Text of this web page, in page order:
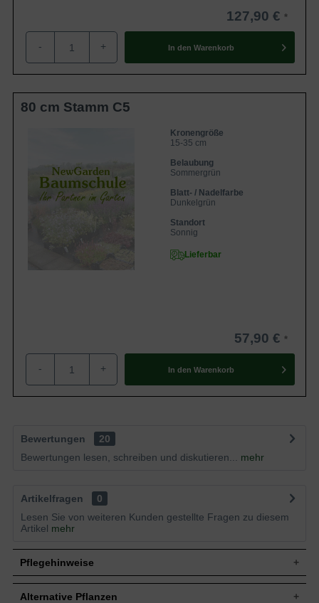
127,90 €
- + In den Warenkorb
80 cm Stamm C5
Kronengröße
15-35 cm
Belaubung
Sommergrün
Blatt- / Nadelfarbe
Dunkelgrün
Standort
Sonnig
Lieferbar
57,90 €
- + In den Warenkorb
Bewertungen
20
Bewertungen lesen, schreiben und diskutieren...
mehr
Artikelfragen
0
Lesen Sie von weiteren Kunden gestellte Fragen zu diesem
Artikel mehr
Pflegehinweise
Alternative Pflanzen